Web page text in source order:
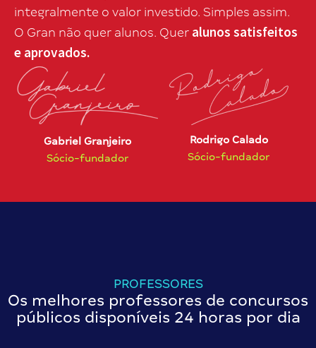
integralmente o valor investido. Simples assim.
O Gran não quer alunos. Quer alunos satisfeitos
e aprovados.
Gabriel Granjeiro
Sócio-fundador
Rodrigo Calado
Sócio-fundador
PROFESSORES
Os melhores professores de concursos
públicos disponíveis 24 horas por dia